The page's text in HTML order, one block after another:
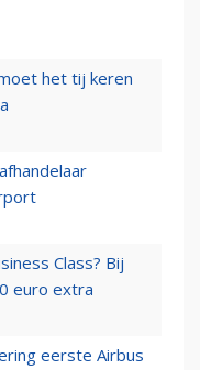
het tij keren
Class? Bij
euro extra
eerste Airbus